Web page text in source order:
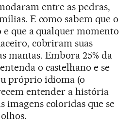
entre as pedras,
E como sabem que o
que a qualquer momento
cobriram suas
mantas. Embora 25% da
o castelhano e se
próprio idioma (o
entender a história
imagens coloridas que se